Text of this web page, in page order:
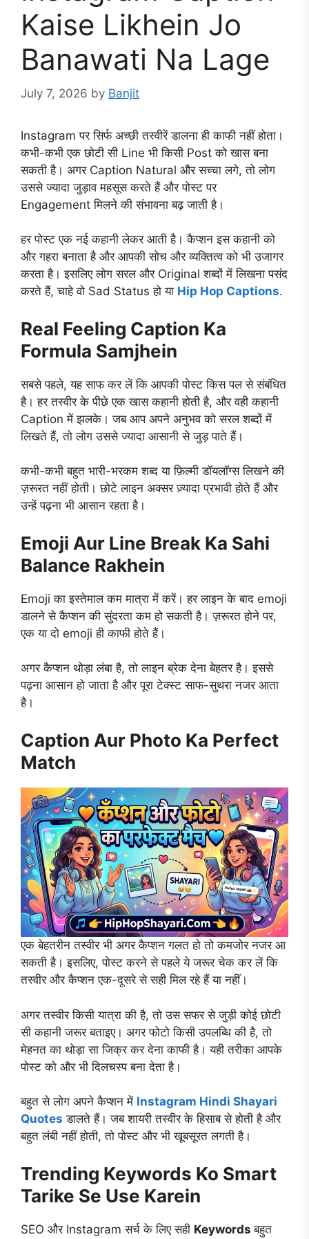
Kaise Likhein Jo
Banawati Na Lage
July 7, 2026 by Banjit
Instagram पर सिर्फ अच्छी तस्वीरें डालना ही काफी नहीं होता।
कभी-कभी एक छोटी सी Line भी किसी Post को खास बना
सकती है। अगर Caption Natural और सच्चा लगे, तो लोग
उससे ज्यादा जुड़ाव महसूस करते हैं और पोस्ट पर
Engagement मिलने की संभावना बढ़ जाती है।
हर पोस्ट एक नई कहानी लेकर आती है। कैप्शन इस कहानी को
और गहरा बनाता है और आपकी सोच और व्यक्तित्व को भी उजागर
करता है। इसलिए लोग सरल और Original शब्दों में लिखना पसंद
करते हैं, चाहे वो Sad Status हो या Hip Hop Captions.
Real Feeling Caption Ka
Formula Samjhein
सबसे पहले, यह साफ कर लें कि आपकी पोस्ट किस पल से संबंधित
है। हर तस्वीर के पीछे एक खास कहानी होती है, और वही कहानी
Caption में झलके। जब आप अपने अनुभव को सरल शब्दों में
लिखते हैं, तो लोग उससे ज्यादा आसानी से जुड़ पाते हैं।
कभी-कभी बहुत भारी-भरकम शब्द या फ़िल्मी डॉयलॉग्स लिखने की
ज़रूरत नहीं होती। छोटे लाइन अक्सर ज़्यादा प्रभावी होते हैं और
उन्हें पढ़ना भी आसान रहता है।
Emoji Aur Line Break Ka Sahi
Balance Rakhein
Emoji का इस्तेमाल कम मात्रा में करें। हर लाइन के बाद emoji
डालने से कैप्शन की सुंदरता कम हो सकती है। ज़रूरत होने पर,
एक या दो emoji ही काफी होते हैं।
अगर कैप्शन थोड़ा लंबा है, तो लाइन ब्रेक देना बेहतर है। इससे
पढ़ना आसान हो जाता है और पूरा टेक्स्ट साफ-सुथरा नजर आता
है।
Caption Aur Photo Ka Perfect
Match
एक बेहतरीन तस्वीर भी अगर कैप्शन गलत हो तो कमजोर नजर आ
सकती है। इसलिए, पोस्ट करने से पहले ये जरूर चेक कर लें कि
तस्वीर और कैप्शन एक-दूसरे से सही मिल रहे हैं या नहीं।
अगर तस्वीर किसी यात्रा की है, तो उस सफर से जुड़ी कोई छोटी
सी कहानी जरूर बताइए। अगर फोटो किसी उपलब्धि की है, तो
मेहनत का थोड़ा सा जिक्र कर देना काफी है। यही तरीका आपके
पोस्ट को और भी दिलचस्प बना देता है।
बहुत से लोग अपने कैप्शन में Instagram Hindi Shayari
Quotes डालते हैं। जब शायरी तस्वीर के हिसाब से होती है और
बहुत लंबी नहीं होती, तो पोस्ट और भी खूबसूरत लगती है।
Trending Keywords Ko Smart
Tarike Se Use Karein
SEO और Instagram सर्च के लिए सही Keywordsबहुत